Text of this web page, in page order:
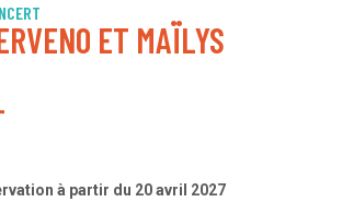
ET MAÏLYS
à partir du 20 avril 2027